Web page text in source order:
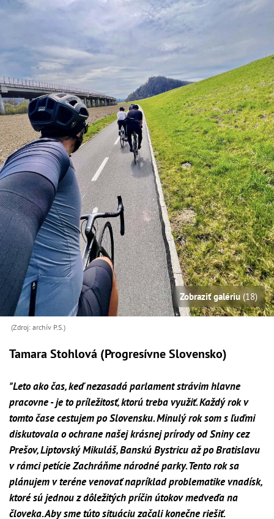
Zobraziť galériu (18)
(Zdroj: archív P.S.)
Tamara Stohlová (Progresívne Slovensko)
"Leto ako čas, keď nezasadá parlament strávim hlavne
pracovne - je to príležitosť, ktorú treba využiť. Každý rok v
tomto čase cestujem po Slovensku. Minulý rok som s ľuďmi
diskutovala o ochrane našej krásnej prírody od Sniny cez
Prešov, Liptovský Mikuláš, Banskú Bystricu až po Bratislavu
v rámci petície Zachráňme národné parky. Tento rok sa
plánujem v teréne venovať napríklad problematike vnadísk,
ktoré sú jednou z dôležitých príčin útokov medveďa na
človeka. Aby sme túto situáciu začali konečne riešiť.